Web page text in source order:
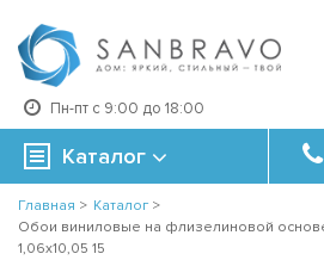
Пн-пт с 9:00 до 18:00
Каталог
Главная > Каталог >
Обои виниловые на флизелиновой
1,06x10,05 15